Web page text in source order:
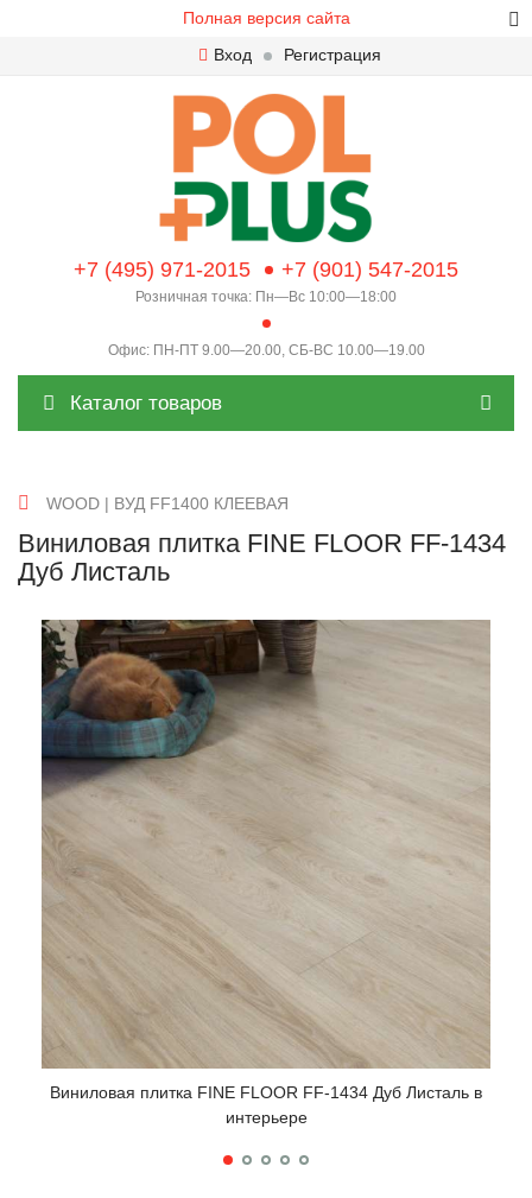
Полная версия сайта
Вход
Регистрация
+7 (495) 971-2015 +7 (901) 547-2015
Розничная точка: Пн—Вс 10:00—18:00
Офис: ПН-ПТ 9.00—20.00, СБ-ВС 10.00—19.00
Каталог товаров
WOOD | ВУД FF1400 КЛЕЕВАЯ
Виниловая плитка FINE FLOOR FF-1434
Дуб Листаль
Виниловая плитка FINE FLOOR FF-1434 Дуб Листаль в
интерьере